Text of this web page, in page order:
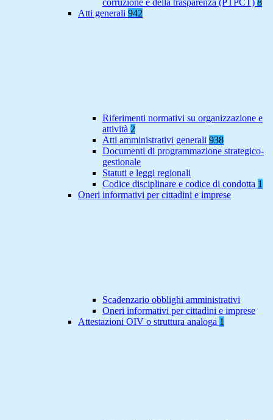
corruzione e della trasparenza (PTPCT) 8
Atti generali 942
Riferimenti normativi su organizzazione e
attività 2
Atti amministrativi generali 938
Documenti di programmazione strategico-
gestionale
Statuti e leggi regionali
Codice disciplinare e codice di condotta 1
Oneri informativi per cittadini e imprese
Scadenzario obblighi amministrativi
Oneri informativi per cittadini e imprese
Attestazioni OIV o struttura analoga 1